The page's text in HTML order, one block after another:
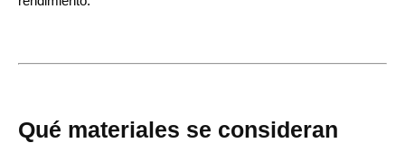
Qué materiales se consideran